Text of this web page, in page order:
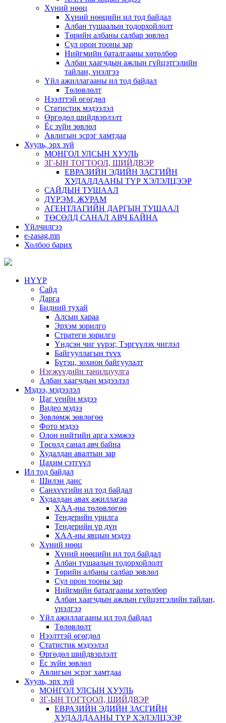
Хүний нөөц
Хүний нөөцийн ил тод байдал
Албан тушаалын тодорхойлолт
Төрийн албаны салбар зөвлөл
Сул орон тооны зар
Нийгмийн баталгааны хөтөлбөр
Албан хаагчдын ажлын гүйцэтгэлийн
тайлан, үнэлгээ
Үйл ажиллагааны ил тод байдал
Төлөвлөлт
Нээлттэй өгөгдөл
Статистик мэдээлэл
Өргөдөл шийдвэрлэлт
Ёс зүйн зөвлөл
Авлигын эсрэг хамтдаа
Хууль, эрх зүй
МОНГОЛ УЛСЫН ХУУЛЬ
ЗГ-ЫН ТОГТООЛ, ШИЙДВЭР
ЕВРАЗИЙН ЭДИЙН ЗАСГИЙН
ХУДАЛДААНЫ ТҮР ХЭЛЭЛЦЭЭР
САЙДЫН ТУШААЛ
ДҮРЭМ, ЖУРАМ
АГЕНТЛАГИЙН ДАРГЫН ТУШААЛ
ТӨСӨЛД САНАЛ АВЧ БАЙНА
Үйлчилгээ
e-zasag.mn
Холбоо барих
НҮҮР
Сайд
Дарга
Бидний тухай
Алсын хараа
Эрхэм зорилго
Стратеги зорилго
Үндсэн чиг үүрэг, Тэргүүлэх чиглэл
Байгууллагын түүх
Бүтэц, зохион байгуулалт
Нэгжүүдийн танилцуулга
Албан хаагчдын мэдээлэл
Мэдээ, мэдээлэл
Цаг үеийн мэдээ
Видео мэдээ
Зөвлөмж зөвлөгөө
Фото мэдээ
Олон нийтийн арга хэмжээ
Төсөлд санал авч байна
Худалдан авалтын зар
Цахим сэтгүүл
Ил тод байдал
Шилэн данс
Санхүүгийн ил тод байдал
Худалдан авах ажиллагаа
ХАА-ны төлөвлөгөө
Тендерийн урилга
Тендерийн үр дүн
ХАА-ны явцын мэдээ
Хүний нөөц
Хүний нөөцийн ил тод байдал
Албан тушаалын тодорхойлолт
Төрийн албаны салбар зөвлөл
Сул орон тооны зар
Нийгмийн баталгааны хөтөлбөр
Албан хаагчдын ажлын гүйцэтгэлийн тайлан,
үнэлгээ
Үйл ажиллагааны ил тод байдал
Төлөвлөлт
Нээлттэй өгөгдөл
Статистик мэдээлэл
Өргөдөл шийдвэрлэлт
Ёс зүйн зөвлөл
Авлигын эсрэг хамтдаа
Хууль, эрх зүй
МОНГОЛ УЛСЫН ХУУЛЬ
ЗГ-ЫН ТОГТООЛ, ШИЙДВЭР
ЕВРАЗИЙН ЭДИЙН ЗАСГИЙН
ХУДАЛДААНЫ ТҮР ХЭЛЭЛЦЭЭР